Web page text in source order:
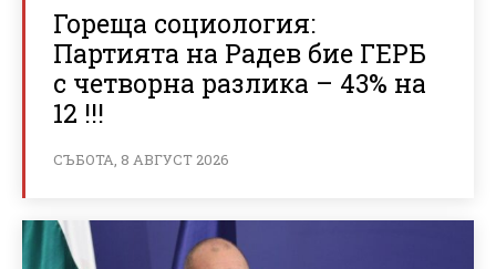
Гореща социология:
Партията на Радев бие ГЕРБ
с четворна разлика – 43% на
12 !!!
СЪБОТА, 8 АВГУСТ 2026